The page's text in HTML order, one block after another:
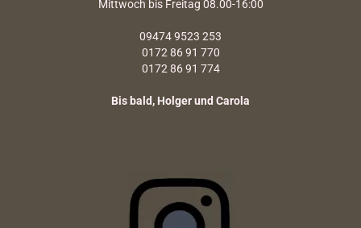
Mittwoch bis Freitag 08.00-16:00
09474 9523 253
0172 86 91 770
0172 86 91 774
Bis bald, Holger und Carola